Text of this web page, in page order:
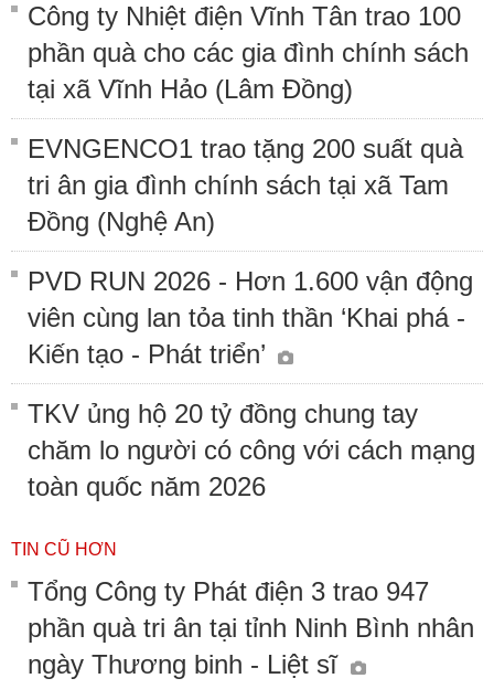
Công ty Nhiệt điện Vĩnh Tân trao 100
phần quà cho các gia đình chính sách
tại xã Vĩnh Hảo (Lâm Đồng)
EVNGENCO1 trao tặng 200 suất quà
tri ân gia đình chính sách tại xã Tam
Đồng (Nghệ An)
PVD RUN 2026 - Hơn 1.600 vận động
viên cùng lan tỏa tinh thần ‘Khai phá -
Kiến tạo - Phát triển’
TKV ủng hộ 20 tỷ đồng chung tay
chăm lo người có công với cách mạng
toàn quốc năm 2026
TIN CŨ HƠN
Tổng Công ty Phát điện 3 trao 947
phần quà tri ân tại tỉnh Ninh Bình nhân
ngày Thương binh - Liệt sĩ